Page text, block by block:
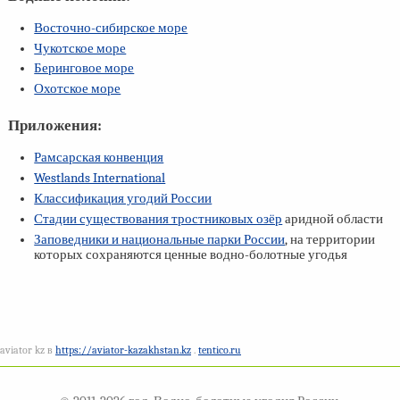
Восточно-сибирское море
Чукотское море
Беринговое море
Охотское море
Приложения:
Рамсарская конвенция
Westlands International
Классификация угодий России
Стадии существования тростниковых озёр аридной области
Заповедники и национальные парки России, на территории
которых сохраняются ценные водно-болотные угодья
aviator kz в https://aviator-kazakhstan.kz . tentico.ru